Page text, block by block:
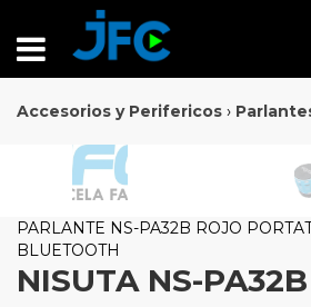
Accesorios y Perifericos ›
PARLANTE NS-PA32B ROJO
BLUETOOTH
NISUTA NS-